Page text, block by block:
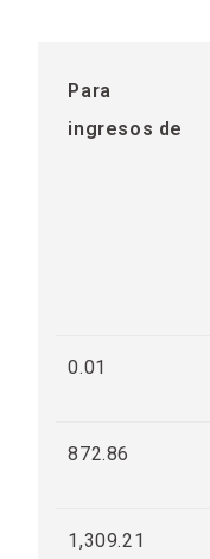
Para
ingresos de
0.01
872.86
1,309.21